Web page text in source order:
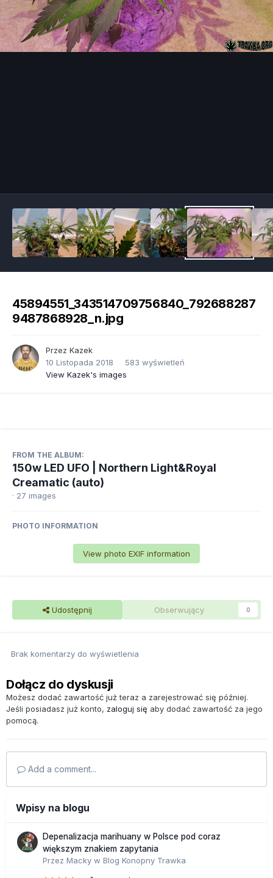
45894551_343514709756840_792688287
9487868928_n.jpg
Przez Kazek
10 Listopada 2018
583 wyświetleń
View Kazek's images
FROM THE ALBUM:
150w LED UFO | Northern Light&Royal
Creamatic (auto)
· 27 images
PHOTO INFORMATION
View photo EXIF information
Udostępnij Obserwujący 0
Brak komentarzy do wyświetlenia
Dołącz do dyskusji
Możesz dodać zawartość już teraz a zarejestrować się później.
Jeśli posiadasz już konto, zaloguj się aby dodać zawartość za jego
pomocą.
Add a comment...
Wpisy na blogu
Depenalizacja marihuany w Polsce pod coraz
większym znakiem zapytania
Przez Macky w Blog Konopny Trawka